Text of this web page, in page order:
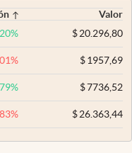
Valor
% $20.296,80
% $1957,69
% $7736,52
% $26.363,44